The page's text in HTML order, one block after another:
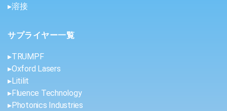
▸溶接
サプライヤー一覧
▸TRUMPF
▸Oxford Lasers
▸Litilit
▸Fluence Technology
▸Photonics Industries